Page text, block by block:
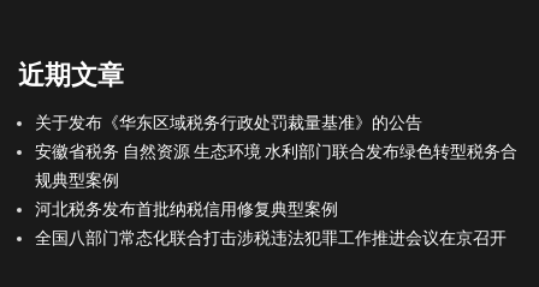
近期文章
关于发布《华东区域税务行政处罚裁量基准》的公告
安徽省税务 自然资源 生态环境 水利部门联合发布绿色转型税务合
规典型案例
河北税务发布首批纳税信用修复典型案例
全国八部门常态化联合打击涉税违法犯罪工作推进会议在京召开